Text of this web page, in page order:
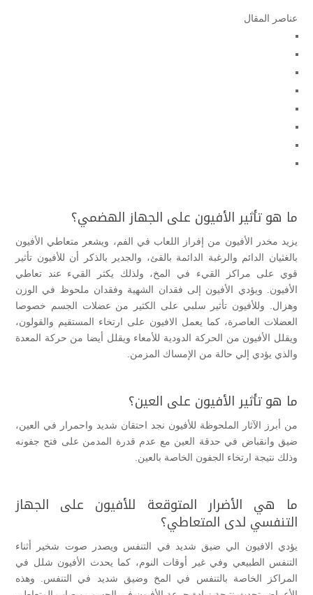
عناصر المقال
ما هو تأثير الأفيون على الجهاز الهضمي؟
يزيد مخدر الأفيون من إفراز اللعاب في الفم، ويشعر متعاطي الأفيون
بالغثيان الدائم والرغبة الدائمة بالقئ، والجدير بالذكر أن للأفيون تأثير
قوي على مراكز القيء في المخ، ولذلك يكثر القيء عند تعاطي
الأفيون. ويؤدي الأفيون إلى فقدان الشهية وفقدان ملحوظ في الوزن
وهزال. وللأفيون تأثير سلبي على الكثير من عضلات الجسم خصوصا
العضلات العاصرة، كما يعمل الافيون على ارتخاء المستقيم والقولون،
ويقلل الأفيون من الحركة الدودية للأمعاء ويقلل أيضا من حركة المعدة
والذي يؤدي إلي حالة من الإمساك المزمن.
ما هو تأثير الأفيون على العين؟
من أبرز الآثار الملحوظة للأفيون نجد احتقان شديد واحمرار في العين،
ضيق وانقباض في حدقة العين مع عدم قدرة المدمن على فتح جفونه
وذلك نتيجة ارتخاء الجفون الخاصة بالعين.
ما هي الأضرار المتوقعة للأفيون على الجهاز
التنفسي لدى المتعاطي؟
يؤدي الافيون الي ضيق شديد في التنفس ويصدر صوت شخير أثناء
التنفس الطبيعي وفي غير أوقات النوم، كما يحدث الأفيون شلل في
المراكز الخاصة بالتنفس في المخ وضيق شديد في التنفس. وهذه